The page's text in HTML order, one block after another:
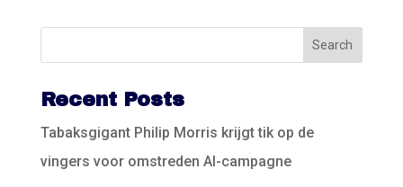
Recent Posts
Tabaksgigant Philip Morris krijgt tik op de
vingers voor omstreden AI-campagne